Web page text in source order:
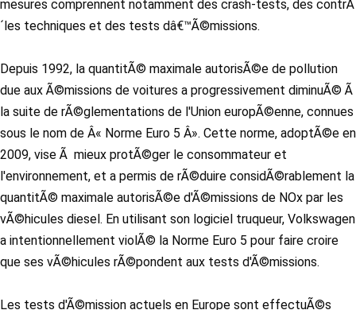
mesures comprennent notamment des crash-tests, des contrÃ
´les techniques et des tests dâ€™Ã©missions.
Depuis 1992, la quantitÃ© maximale autorisÃ©e de pollution
due aux Ã©missions de voitures a progressivement diminuÃ© Ã
la suite de rÃ©glementations de l'Union europÃ©enne, connues
sous le nom de Â« Norme Euro 5 Â». Cette norme, adoptÃ©e en
2009, vise Ã mieux protÃ©ger le consommateur et
l'environnement, et a permis de rÃ©duire considÃ©rablement la
quantitÃ© maximale autorisÃ©e d'Ã©missions de NOx par les
vÃ©hicules diesel. En utilisant son logiciel truqueur, Volkswagen
a intentionnellement violÃ© la Norme Euro 5 pour faire croire
que ses vÃ©hicules rÃ©pondent aux tests d'Ã©missions.
Les tests d'Ã©mission actuels en Europe sont effectuÃ©s